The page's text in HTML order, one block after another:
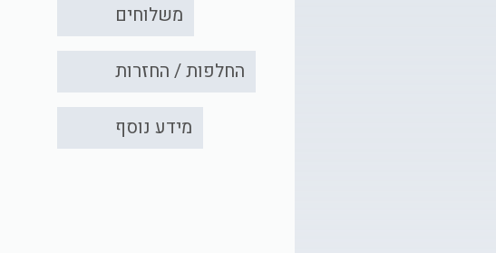
משלוחים
החלפות / החזרות
מידע נוסף